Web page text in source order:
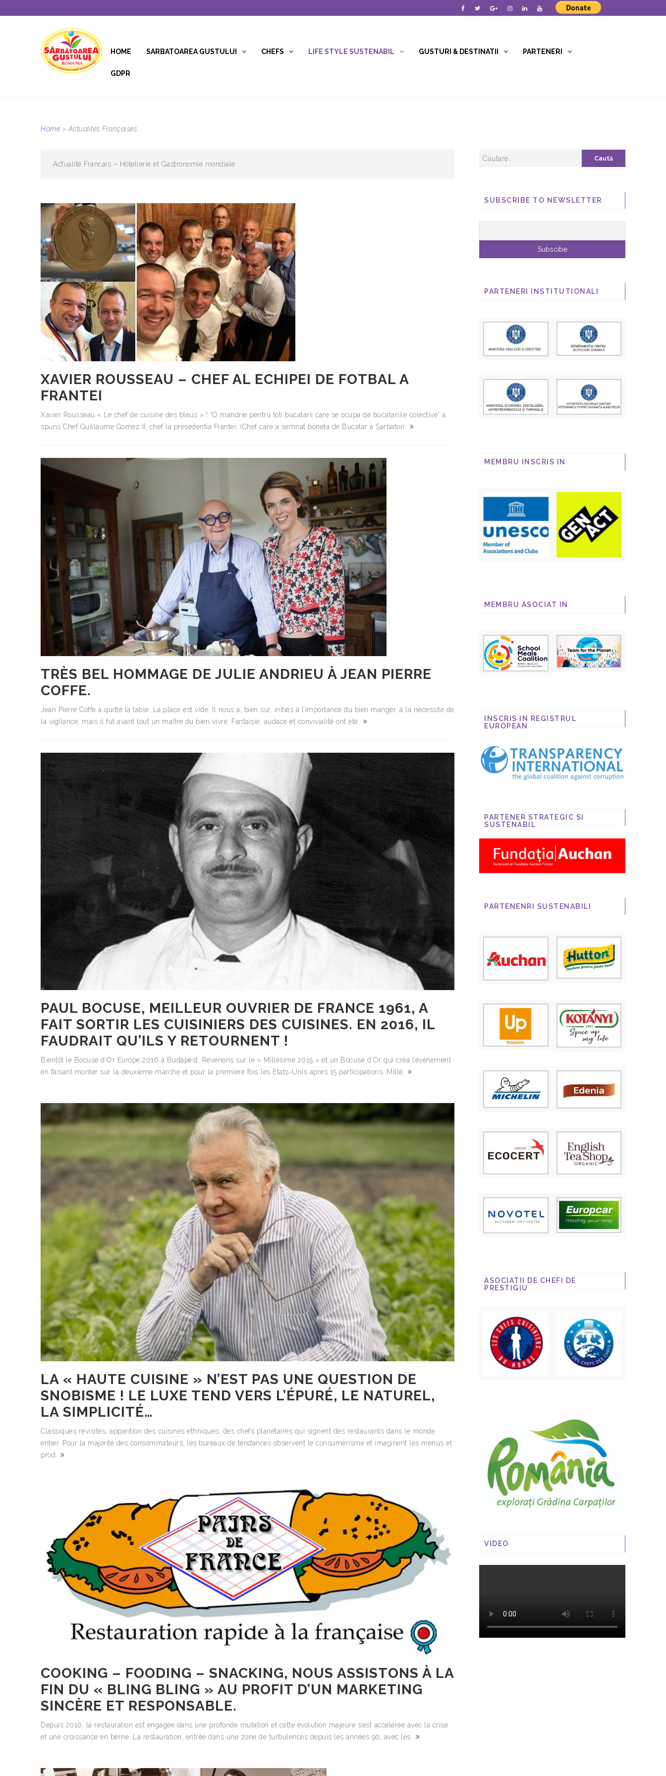
HOME SARBATOAREA GUSTULUI CHEFS LIFE STYLE SUSTENABIL GUSTURI & DESTINATII PARTENERI
GDPR
Home » Actualités Françaises
Actualité Francais – Hôtellerie et Gastronomie mondiale
XAVIER ROUSSEAU – CHEF AL ECHIPEI DE FOTBAL A
FRANTEI
Xavier Rousseau « Le chef de cuisine des bleus » ! “O mandrie pentru toti bucatarii care se ocupa de bucatariile colective” a
spuns Chef Guillaume Gomez II, chef la presedentia Frantei, (Chef care a semnat boneta de Bucatar a Sarbatori
TRÈS BEL HOMMAGE DE JULIE ANDRIEU À JEAN PIERRE
COFFE.
Jean Pierre Coffe a quitté la table. La place est vide. Il nous a, bien sûr, initiés à l’importance du bien manger, à la nécessité de
la vigilance, mais il fut avant tout un maître du bien vivre. Fantaisie, audace et convivialité ont été
PAUL BOCUSE, MEILLEUR OUVRIER DE FRANCE 1961, A
FAIT SORTIR LES CUISINIERS DES CUISINES. EN 2016, IL
FAUDRAIT QU’ILS Y RETOURNENT !
Bientôt le Bocuse d’Or Europe 2016 à Budapest. Revenons sur le « Millésime 2015 » et un Bocuse d’Or qui créa l’évènement
en faisant monter sur la deuxième marche et pour la première fois les Etats-Unis après 15 participations. Millé
LA « HAUTE CUISINE » N’EST PAS UNE QUESTION DE
SNOBISME ! LE LUXE TEND VERS L’ÉPURÉ, LE NATUREL,
LA SIMPLICITÉ…
Classiques revisités, apparition des cuisines ethniques, des chefs planétaires qui signent des restaurants dans le monde
entier. Pour la majorité des consommateurs, les bureaux de tendances observent le consumérisme et imaginent les menus et
prod
COOKING – FOODING – SNACKING, NOUS ASSISTONS À LA
FIN DU « BLING BLING » AU PROFIT D’UN MARKETING
SINCÈRE ET RESPONSABLE.
Depuis 2010, la restauration est engagée dans une profonde mutation et cette évolution majeure s’est accélérée avec la crise
et une croissance en berne. La restauration, entrée dans une zone de turbulences depuis les années 90, avec les
SUBSCRIBE TO NEWSLETTER
PARTENERI INSTITUTIONALI
MEMBRU INSCRIS IN
MEMBRU ASOCIAT IN
INSCRIS IN REGISTRUL
EUROPEAN
PARTENER STRATEGIC SI
SUSTENABIL
PARTENENRI SUSTENABILI
ASOCIATII DE CHEFI DE
PRESTIGIU
VIDEO